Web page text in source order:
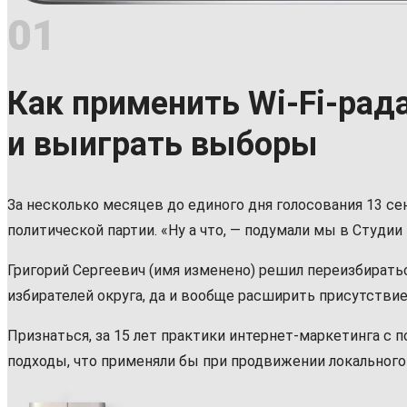
01
Как применить Wi-Fi-
и выиграть выборы
За несколько месяцев до единого дня голосования 13
политической партии. «Ну а что, — подумали мы в
Григорий Сергеевич (имя изменено) решил
избирателей округа, да и вообще расширить
Признаться, за 15 лет практики интернет-маркетинга
подходы, что применяли бы при продвижении